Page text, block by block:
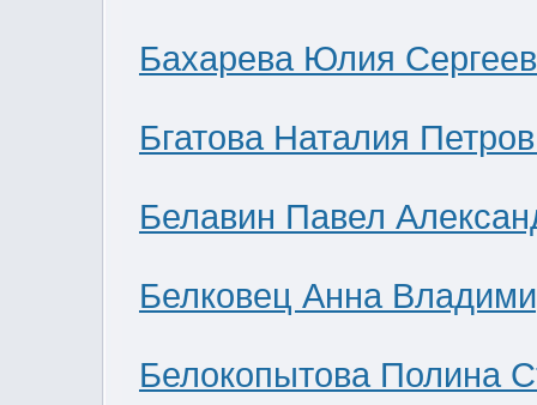
Бахарева Юлия
Бгатова Наталия
Белавин Павел
Белковец Анна
Белокопытова Полина